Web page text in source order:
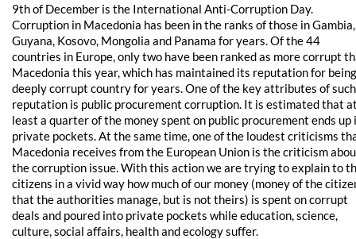
9th of December is the International Anti-Corruption Day.
Corruption in Macedonia has been in the ranks of those in Gambia,
Guyana, Kosovo, Mongolia and Panama for years. Of the 44
countries in Europe, only two have been ranked as more corrupt
Macedonia this year, which has maintained its reputation for
deeply corrupt country for years. One of the key attributes of
reputation is public procurement corruption. It is estimated that
least a quarter of the money spent on public procurement ends up
private pockets. At the same time, one of the loudest criticisms
Macedonia receives from the European Union is the criticism
the corruption issue. With this action we are trying to explain to
citizens in a vivid way how much of our money (money of the
that the authorities manage, but is not theirs) is spent on corrupt
deals and poured into private pockets while education, science,
culture, social affairs, health and ecology suffer.